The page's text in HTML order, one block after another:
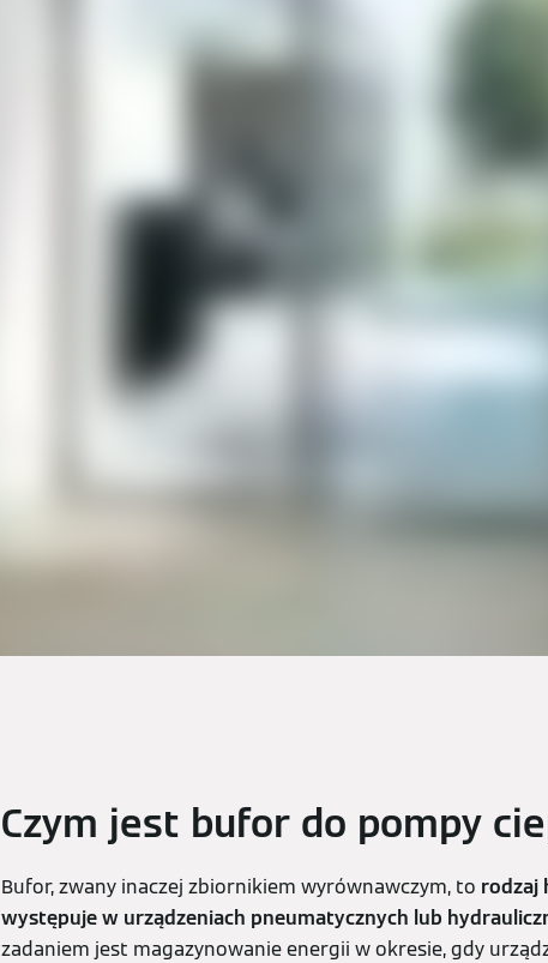
Czym jest bufor do pompy
Bufor, zwany inaczej zbiornikiem wyrównawczym, to rodzaj
występuje w urządzeniach pneumatycznych lub
zadaniem jest magazynowanie energii w okresie, gdy